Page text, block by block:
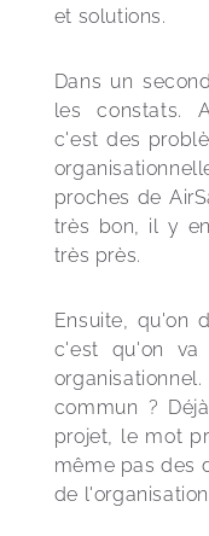
et solutions.
Dans un
les constats.
c'est des
proches de
très bon, il y
très près.
Ensuite, qu'on
c'est qu'on va
commun ?
projet, le mot
même pas des
de